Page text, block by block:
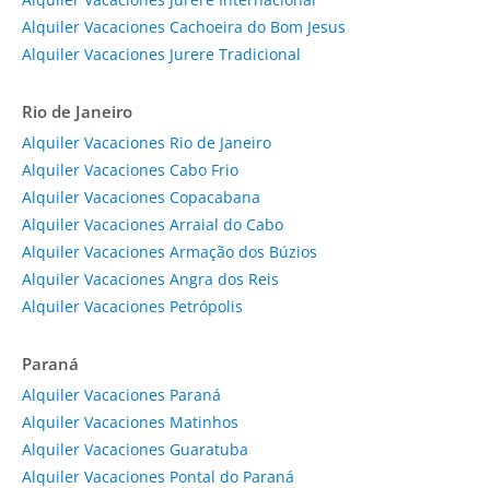
Alquiler Vacaciones Cachoeira do Bom Jesus
Alquiler Vacaciones Jurere Tradicional
Rio de Janeiro
Alquiler Vacaciones Rio de Janeiro
Alquiler Vacaciones Cabo Frio
Alquiler Vacaciones Copacabana
Alquiler Vacaciones Arraial do Cabo
Alquiler Vacaciones Armação dos Búzios
Alquiler Vacaciones Angra dos Reis
Alquiler Vacaciones Petrópolis
Paraná
Alquiler Vacaciones Paraná
Alquiler Vacaciones Matinhos
Alquiler Vacaciones Guaratuba
Alquiler Vacaciones Pontal do Paraná